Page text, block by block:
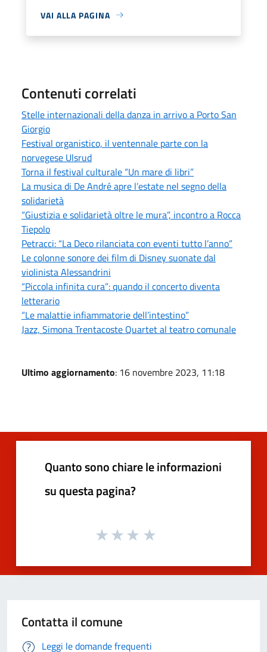
VAI ALLA PAGINA
Contenuti correlati
Stelle internazionali della danza in arrivo a Porto San
Giorgio
Festival organistico, il ventennale parte con la
norvegese Ulsrud
Torna il festival culturale “Un mare di libri”
La musica di De André apre l’estate nel segno della
solidarietà
“Giustizia e solidarietà oltre le mura”, incontro a Rocca
Tiepolo
Petracci: “La Deco rilanciata con eventi tutto l’anno”
Le colonne sonore dei film di Disney suonate dal
violinista Alessandrini
“Piccola infinita cura”: quando il concerto diventa
letterario
“Le malattie infiammatorie dell’intestino”
Jazz, Simona Trentacoste Quartet al teatro comunale
Ultimo aggiornamento: 16 novembre 2023, 11:18
Quanto sono chiare le informazioni
su questa pagina?
Contatta il comune
Leggi le domande frequenti